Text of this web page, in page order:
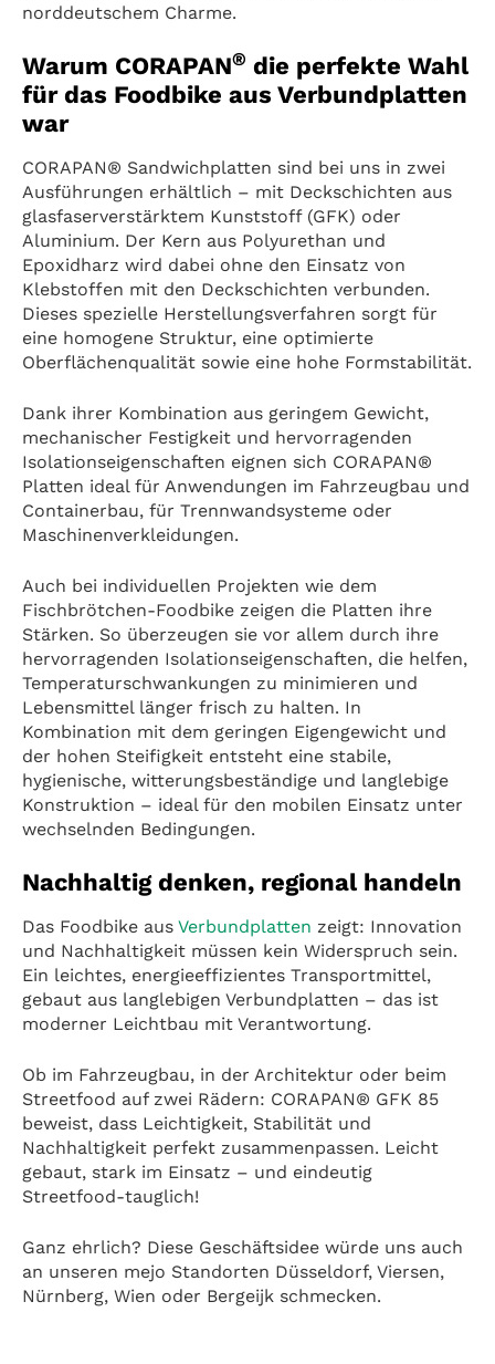
norddeutschem Charme.
Warum CORAPAN® die perfekte Wahl
für das Foodbike aus Verbundplatten
war
CORAPAN® Sandwichplatten sind bei uns in zwei
Ausführungen erhältlich – mit Deckschichten aus
glasfaserverstärktem Kunststoff (GFK) oder
Aluminium. Der Kern aus Polyurethan und
Epoxidharz wird dabei ohne den Einsatz von
Klebstoffen mit den Deckschichten verbunden.
Dieses spezielle Herstellungsverfahren sorgt für
eine homogene Struktur, eine optimierte
Oberflächenqualität sowie eine hohe Formstabilität.
Dank ihrer Kombination aus geringem Gewicht,
mechanischer Festigkeit und hervorragenden
Isolationseigenschaften eignen sich CORAPAN®
Platten ideal für Anwendungen im Fahrzeugbau und
Containerbau, für Trennwandsysteme oder
Maschinenverkleidungen.
Auch bei individuellen Projekten wie dem
Fischbrötchen-Foodbike zeigen die Platten ihre
Stärken. So überzeugen sie vor allem durch ihre
hervorragenden Isolationseigenschaften, die helfen,
Temperaturschwankungen zu minimieren und
Lebensmittel länger frisch zu halten. In
Kombination mit dem geringen Eigengewicht und
der hohen Steifigkeit entsteht eine stabile,
hygienische, witterungsbeständige und langlebige
Konstruktion – ideal für den mobilen Einsatz unter
wechselnden Bedingungen.
Nachhaltig denken, regional handeln
Das Foodbike aus Verbundplatten zeigt: Innovation
und Nachhaltigkeit müssen kein Widerspruch sein.
Ein leichtes, energieeffizientes Transportmittel,
gebaut aus langlebigen Verbundplatten – das ist
moderner Leichtbau mit Verantwortung.
Ob im Fahrzeugbau, in der Architektur oder beim
Streetfood auf zwei Rädern: CORAPAN® GFK 85
beweist, dass Leichtigkeit, Stabilität und
Nachhaltigkeit perfekt zusammenpassen. Leicht
gebaut, stark im Einsatz – und eindeutig
Streetfood-tauglich!
Ganz ehrlich? Diese Geschäftsidee würde uns auch
an unseren mejo Standorten Düsseldorf, Viersen,
Nürnberg, Wien oder Bergeijk schmecken.